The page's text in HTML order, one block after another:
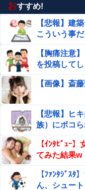
おすすめ!
【悲報】建
こういう事
【胸痛注意
を投稿して
【画像】斎
【悲報】ヒ
族）にボコ
【ｲﾝﾀﾋﾞｭｰ
てみた結果w
【ﾌｧﾝﾀｼﾞｽﾀ
ん、シュー